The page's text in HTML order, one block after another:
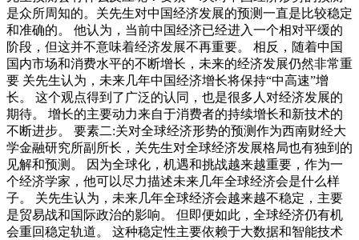
是众所周知的。关先生对中国经济发展的预测一直是比较稳定
和准确的。 他认为，当前中国经济已经进入一个相对平缓的
阶段，但这并不意味着经济发展不再重要。 相反，随着中国
国内市场和消费水平的不断增长，未来的经济发展仍然非常重
要 关先生认为，未来几年中国经济增长将保持“中高速”增
长。 这个观点得到了广泛的认同，也是很多人对经济发展的
期待。 增长的主要动力来自于消费者的持续增长和新技术的
不断进步。 要素二:关对全球经济形势的预测作为西南财经大
学金融研究所副所长，关先生对全球经济发展格局也有独到的
见解和预测。 因为全球化，机遇和挑战越来越重要，作为一
个经济学家，他可以尽力描述未来几年全球经济会是什么样
子。 关先生认为，未来几年全球经济会越来越不稳定，主要
是贸易战和国际政治的影响。 但即便如此，全球经济仍有机
会重回稳定轨道。 这种稳定性主要依赖于大数据和智能技术